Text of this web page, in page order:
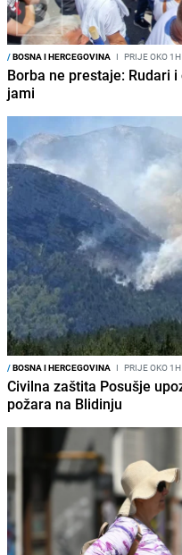
/BOSNA I HERCEGOVINA I PRIJE OKO 1H
Borba ne prestaje: Rudari
jami
/BOSNA I HERCEGOVINA I PRIJE OKO 1H
Civilna zaštita Posušje
požara na Blidinju